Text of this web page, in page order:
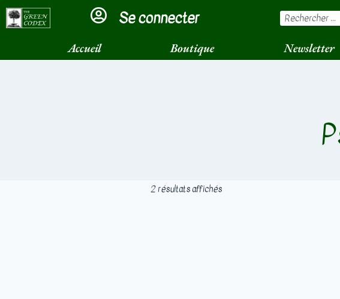
Se connecter
Accueil Boutique Newsletter
2 résultats affichés